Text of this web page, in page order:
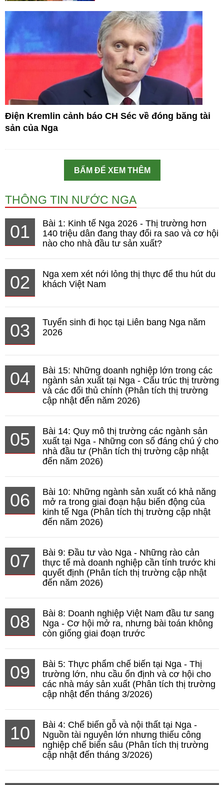
Điện Kremlin cảnh báo CH Séc về đóng băng tài
sản của Nga
BẤM ĐỂ XEM THÊM
THÔNG TIN NƯỚC NGA
01
Bài 1: Kinh tế Nga 2026 - Thị trường hơn
140 triệu dân đang thay đổi ra sao và cơ hội
nào cho nhà đầu tư sản xuất?
02
Nga xem xét nới lỏng thị thực để thu hút du
khách Việt Nam
03
Tuyển sinh đi học tại Liên bang Nga năm
2026
04
Bài 15: Những doanh nghiệp lớn trong các
ngành sản xuất tại Nga - Cấu trúc thị trường
và các đối thủ chính (Phân tích thị trường
cập nhật đến năm 2026)
05
Bài 14: Quy mô thị trường các ngành sản
xuất tại Nga - Những con số đáng chú ý cho
nhà đầu tư (Phân tích thị trường cập nhật
đến năm 2026)
06
Bài 10: Những ngành sản xuất có khả năng
mở ra trong giai đoạn hậu biến động của
kinh tế Nga (Phân tích thị trường cập nhật
đến năm 2026)
07
Bài 9: Đầu tư vào Nga - Những rào cản
thực tế mà doanh nghiệp cần tính trước khi
quyết định (Phân tích thị trường cập nhật
đến năm 2026)
08
Bài 8: Doanh nghiệp Việt Nam đầu tư sang
Nga - Cơ hội mở ra, nhưng bài toán không
còn giống giai đoạn trước
09
Bài 5: Thực phẩm chế biến tại Nga - Thị
trường lớn, nhu cầu ổn định và cơ hội cho
các nhà máy sản xuất (Phân tích thị trường
cập nhật đến tháng 3/2026)
10
Bài 4: Chế biến gỗ và nội thất tại Nga -
Nguồn tài nguyên lớn nhưng thiếu công
nghiệp chế biến sâu (Phân tích thị trường
cập nhật đến tháng 3/2026)